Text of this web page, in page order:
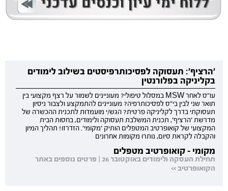
'הרציף': תעסוקה לפסיכותרפיסטים בשילוב לימודים
בקליניקה בפלורנטין
עו"ס לאחר MSW במסלול טיפולי? מעוניינים לשמור על רצף מקצועי בין
תואר שני לבין בי"ס לפסיכותרפיה? מעוניינים להתמקצע ולצבור ניסיון
תעסוקתי בדרך לקליניקה פרטית? הגש/י מועמדות לתכנית ההכשרה של
מדרשת 'הרציף', תכנית המשלבת תעסוקה ולימודים, בחסות הבית
המקצועי של קואופרטיב המטפלים הותיק 'מקומי'. הזדרזו! תהליך המיון
והקבלה לקראת סיום, נותרו מקומות אחרונים
מקומי - קואופרטיב מטפלים
תחילת העסקה ולימודים באוקטובר 26 | פרטים נוספים באתר
הקואופרטיב >>